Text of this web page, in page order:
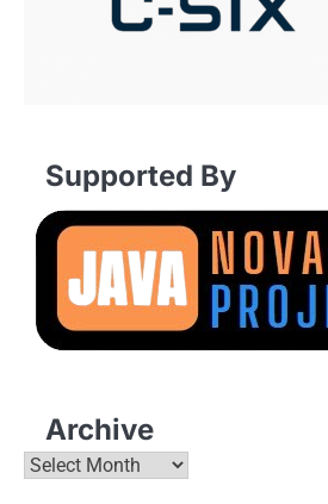
Supported By
Archive
Archive